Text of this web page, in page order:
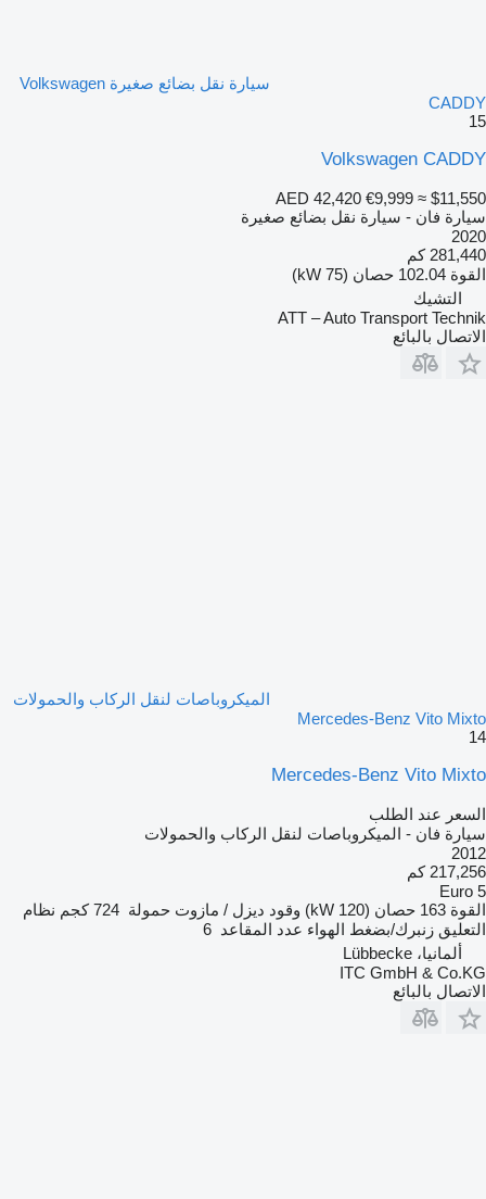
سيارة نقل بضائع صغيرة Volkswagen
CADDY
15
Volkswagen CADDY
AED 42,420 €9,999 ≈ $11,550
سيارة فان - سيارة نقل بضائع صغيرة
2020
281,440 كم
القوة 102.04 حصان (75 kW)
التشيك
ATT – Auto Transport Technik
الاتصال بالبائع
الميكروباصات لنقل الركاب والحمولات
Mercedes-Benz Vito Mixto
14
Mercedes-Benz Vito Mixto
السعر عند الطلب
سيارة فان - الميكروباصات لنقل الركاب والحمولات
2012
217,256 كم
Euro 5
القوة 163 حصان (120 kW) وقود ديزل / مازوت حمولة 724 كجم
نظام
التعليق زنبرك/بضغط الهواء عدد المقاعد 6
ألمانيا، Lübbecke
ITC GmbH & Co.KG
الاتصال بالبائع